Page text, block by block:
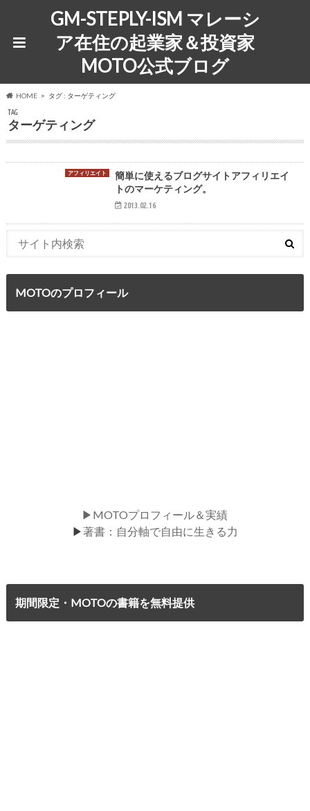
GM-STEPLY-ISM マレーシ
ア在住の起業家＆投資家
MOTO公式ブログ
HOME タグ : ターゲティング
TAG
ターゲティング
アフィリエイト
簡単に使えるブログサイトアフィリエイ
トのマーケティング。
2013.02.16
MOTOのプロフィール
▶MOTOプロフィール＆実績
▶著書：自分軸で自由に生きる力
期間限定・MOTOの書籍を無料提供